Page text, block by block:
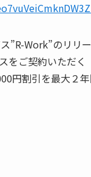
Work”のリリ
をご契約いただ
円割引を最大２